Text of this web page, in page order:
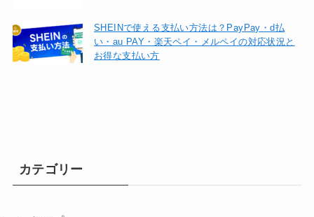
SHEINで使える支払い方法は？PayPay・d払
い・au PAY・楽天ペイ・メルペイの対応状況と
お得な支払い方
カテゴリー